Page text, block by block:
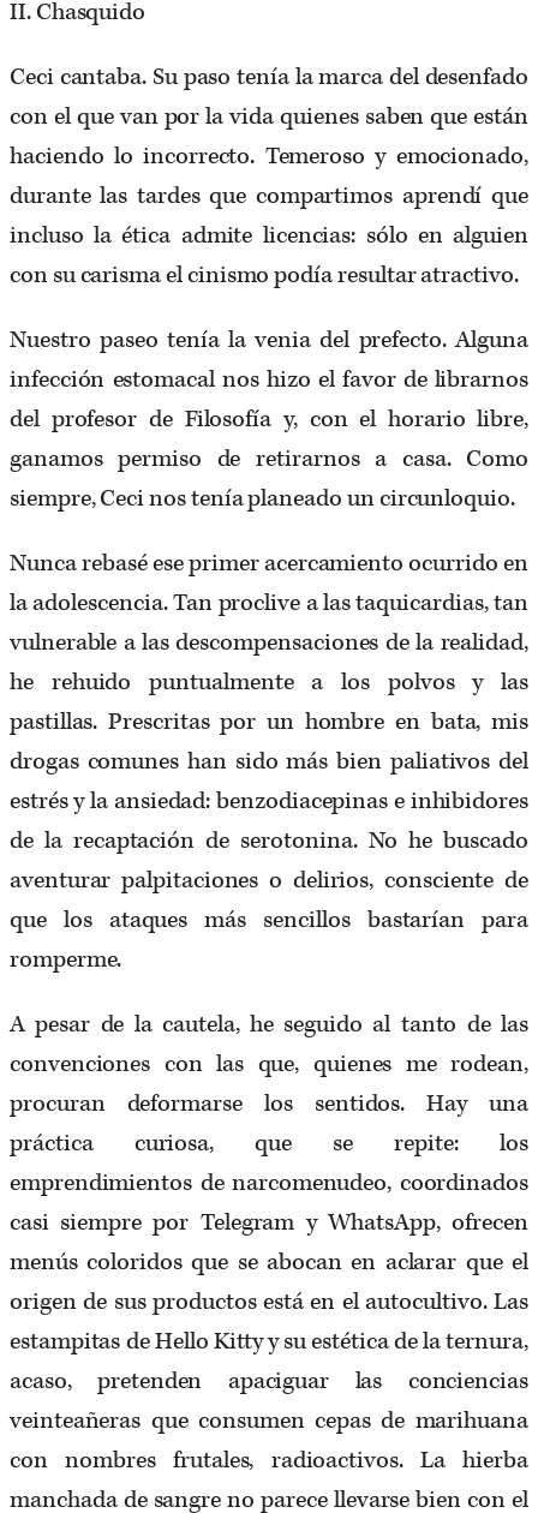
II. Chasquido
Ceci cantaba. Su paso tenía la marca del desenfado
con el que van por la vida quienes saben que están
haciendo lo incorrecto. Temeroso y emocionado,
durante las tardes que compartimos aprendí que
incluso la ética admite licencias: sólo en alguien
con su carisma el cinismo podía resultar atractivo.
Nuestro paseo tenía la venia del prefecto. Alguna
infección estomacal nos hizo el favor de librarnos
del profesor de Filosofía y, con el horario libre,
ganamos permiso de retirarnos a casa. Como
siempre, Ceci nos tenía planeado un circunloquio.
Nunca rebasé ese primer acercamiento ocurrido en
la adolescencia. Tan proclive a las taquicardias, tan
vulnerable a las descompensaciones de la realidad,
he rehuido puntualmente a los polvos y las
pastillas. Prescritas por un hombre en bata, mis
drogas comunes han sido más bien paliativos del
estrés y la ansiedad: benzodiacepinas e inhibidores
de la recaptación de serotonina. No he buscado
aventurar palpitaciones o delirios, consciente de
que los ataques más sencillos bastarían para
romperme.
A pesar de la cautela, he seguido al tanto de las
convenciones con las que, quienes me rodean,
procuran deformarse los sentidos. Hay una
práctica curiosa, que se repite: los
emprendimientos de narcomenudeo, coordinados
casi siempre por Telegram y WhatsApp, ofrecen
menús coloridos que se abocan en aclarar que el
origen de sus productos está en el autocultivo. Las
estampitas de Hello Kitty y su estética de la ternura,
acaso, pretenden apaciguar las conciencias
veinteañeras que consumen cepas de marihuana
con nombres frutales, radioactivos. La hierba
manchada de sangre no parece llevarse bien con el